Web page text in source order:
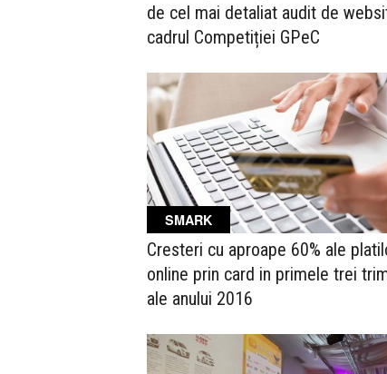
de cel mai detaliat audit de
cadrul Competiției GPeC
SMARK
Cresteri cu aproape 60% ale
online prin card in primele trei
ale anului 2016